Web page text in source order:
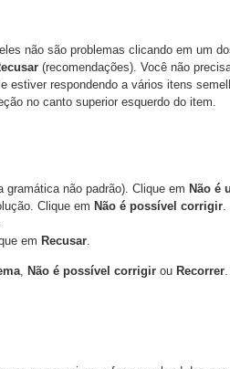
não são problemas clicando em um
(recomendações). Você não
respondendo a vários itens
no canto superior esquerdo do item.
gramática não padrão). Clique em Não é
Clique em Não é possível corrigir.
em Recusar.
, Não é possível corrigir ou Recorrer